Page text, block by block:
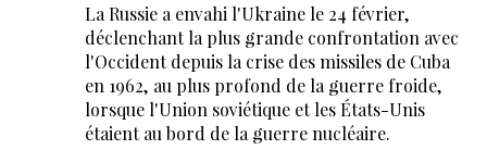
La Russie a envahi l'Ukraine le 24 février,
déclenchant la plus grande confrontation avec
l'Occident depuis la crise des missiles de Cuba
en 1962, au plus profond de la guerre froide,
lorsque l'Union soviétique et les États-Unis
étaient au bord de la guerre nucléaire.